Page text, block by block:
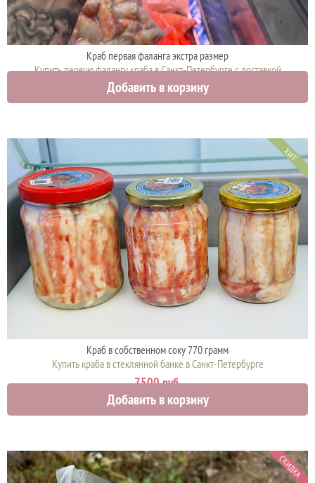
Краб первая фаланга экстра размер
Купить первую фалангу краба в Санкт-Петербурге с доставкой
12000 руб.
Добавить в корзину
ХИТ
Краб в собственном соку 770 грамм
Купить краба в стеклянной банке в Санкт-Петербурге
7500 руб.
Добавить в корзину
СКИДКА